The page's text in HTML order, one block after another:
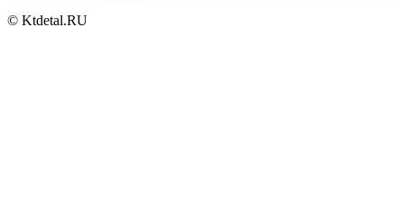
© Ktdetal.RU